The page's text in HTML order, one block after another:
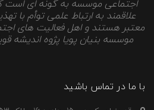
اجتماعی موسسه به گونه ای است
علاقمند به ارتباط علمی توأم با
معتبر هستند و اهل فعالیت های
موسسه بنیان پویا پژوه اندیشه
با ما در تماس باشید